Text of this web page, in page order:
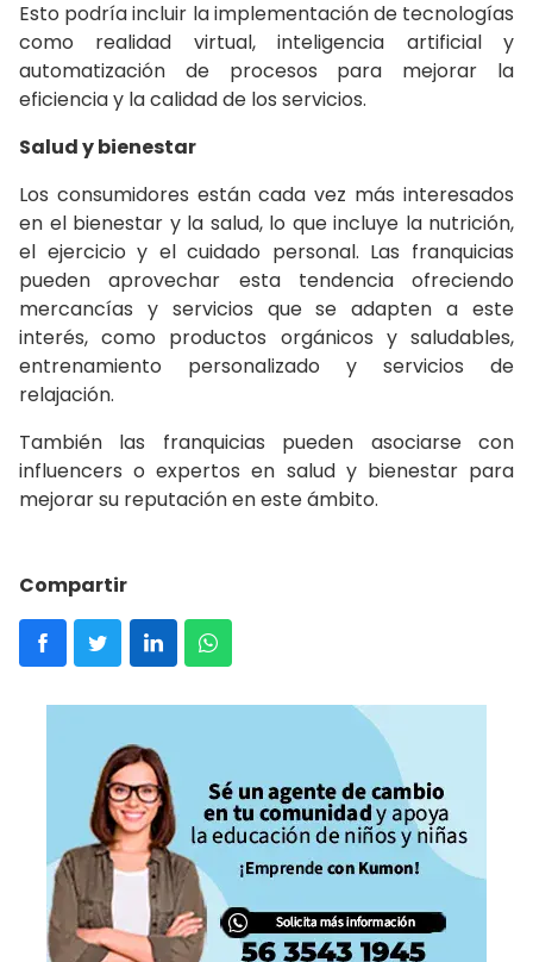
Esto podría incluir la implementación de tecnologías
como realidad virtual, inteligencia artificial y
automatización de procesos para mejorar la
eficiencia y la calidad de los servicios.
Salud y bienestar
Los consumidores están cada vez más interesados
en el bienestar y la salud, lo que incluye la nutrición,
el ejercicio y el cuidado personal. Las franquicias
pueden aprovechar esta tendencia ofreciendo
mercancías y servicios que se adapten a este
interés, como productos orgánicos y saludables,
entrenamiento personalizado y servicios de
relajación.
También las franquicias pueden asociarse con
influencers o expertos en salud y bienestar para
mejorar su reputación en este ámbito.
Compartir